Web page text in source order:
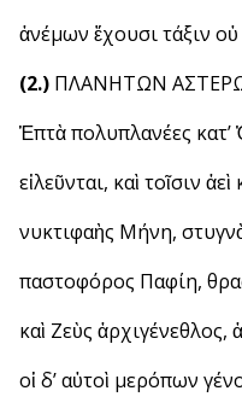
ἀνέμων ἔχουσι τάξιν
(2.) ΠΛΑΝΗΤΩΝ
Ἑπτὰ πολυπλανέες
εἰλεῦνται, καὶ τοῖσιν
νυκτιφαὴς Μήνη,
παστοφόρος Παφίη,
καὶ Ζεὺς ἀρχιγένεθλος,
οἱ δ’ αὐτοὶ μερόπων